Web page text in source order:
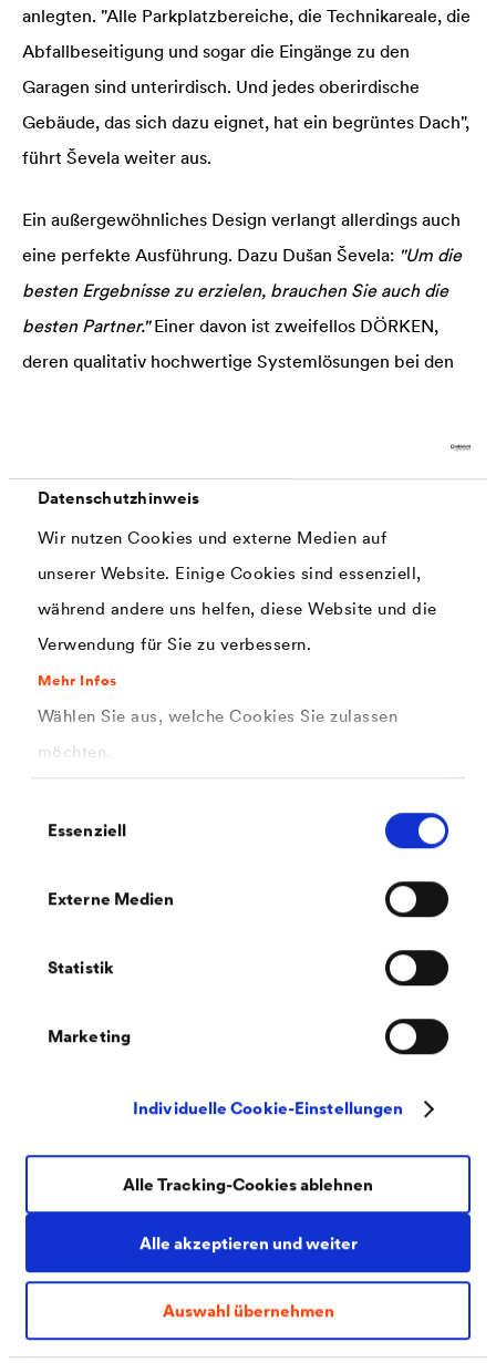
Datenschutzhinweis
Wir nutzen Cookies und externe Medien auf
unserer Website. Einige Cookies sind essenziell,
während andere uns helfen, diese Website und die
Verwendung für Sie zu verbessern.
Mehr Infos
Wählen Sie aus, welche Cookies Sie zulassen
möchten.
Essenziell
Externe Medien
Statistik
Marketing
Individuelle Cookie-Einstellungen
Alle akzeptieren und weiter
Auswahl übernehmen
Alle Tracking-Cookies ablehnen
anlegten. "Alle Parkplatzbereiche, die Technikareale, die
Abfallbeseitigung und sogar die Eingänge zu den
Garagen sind unterirdisch. Und jedes oberirdische
Gebäude, das sich dazu eignet, hat ein begrüntes Dach",
führt Ševela weiter aus.
Ein außergewöhnliches Design verlangt allerdings auch
eine perfekte Ausführung. Dazu Dušan Ševela: "Um die
besten Ergebnisse zu erzielen, brauchen Sie auch die
besten Partner."Einer davon ist zweifellos DÖRKEN,
deren qualitativ hochwertige Systemlösungen bei den
Immergrüne Bereiche
. “Der gemeinsame Nenner ist die Artenvielfalt: von
hohen Bäumen über Buschwerk bis zu schönen
ganzjährig blühenden Blumenbeeten. Die Menschen
werden sich auf den Rasenflächen entspannen können,
auf kleinen Hügeln oder in den ausgewiesenen
Erholungsbereichen”, erklärt Martin Pomichal von der
Firma Zares, die mit der Landschaftsgestaltung des
Dächer werden durch die wasserspeichernde und
drainierende Bahnenlage mitDELTA -FLORAXX
geschaffen. “Der fachlich richtige Einbau einer
wasserspeichernden und drainierenden Schicht spielt
eine entscheidende Rolle für die Rückhaltung einer